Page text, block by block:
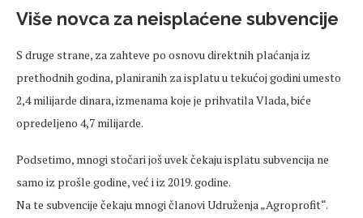
Više novca za neisplaćene subvencije
S druge strane, za zahteve po osnovu direktnih plaćanja iz
prethodnih godina, planiranih za isplatu u tekućoj godini umesto
2,4 milijarde dinara, izmenama koje je prihvatila Vlada, biće
opredeljeno 4,7 milijarde.
Podsetimo, mnogi stočari još uvek čekaju isplatu subvencija ne
samo iz prošle godine, već i iz 2019. godine.
Na te subvencije čekaju mnogi članovi Udruženja „Agroprofit“.